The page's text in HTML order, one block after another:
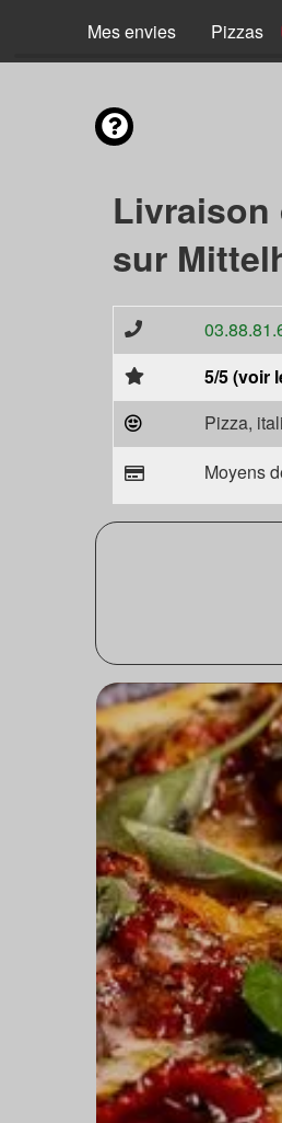
Mes envies Pizzas
Livraison
sur
5/5 (voir
Pizza,
Moyens